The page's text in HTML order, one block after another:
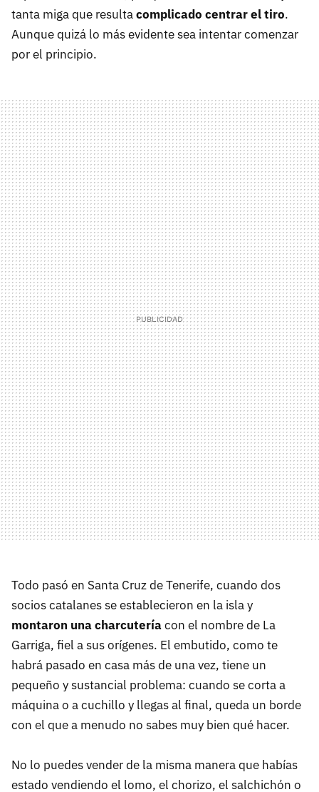
tanta miga que resultacomplicado centrar el tiro.
Aunque quizá lo más evidente sea intentar comenzar
por el principio.
Todo pasó en Santa Cruz de Tenerife, cuando dos
socios catalanes se establecieron en la isla y
montaron una charcuteríacon el nombre de La
Garriga, fiel a sus orígenes. El embutido, como te
habrá pasado en casa más de una vez, tiene un
pequeño y sustancial problema: cuando se corta a
máquina o a cuchillo y llegas al final, queda un borde
con el que a menudo no sabes muy bien qué hacer.
No lo puedes vender de la misma manera que habías
estado vendiendo el lomo, el chorizo, el salchichón o